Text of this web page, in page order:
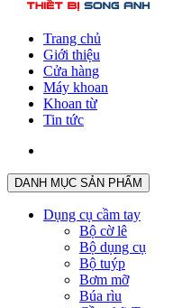
Trang chủ
Giới thiệu
Cửa hàng
Máy khoan
Khoan từ
Tin tức
DANH MỤC SẢN PHẨM
Dụng cụ cầm tay
Bộ cờ lê
Bộ dụng cụ
Bộ tuýp
Bơm mỡ
Búa rìu